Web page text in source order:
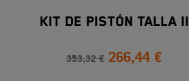
Kit De Pistón Talla II
353,32 € 266,44 €